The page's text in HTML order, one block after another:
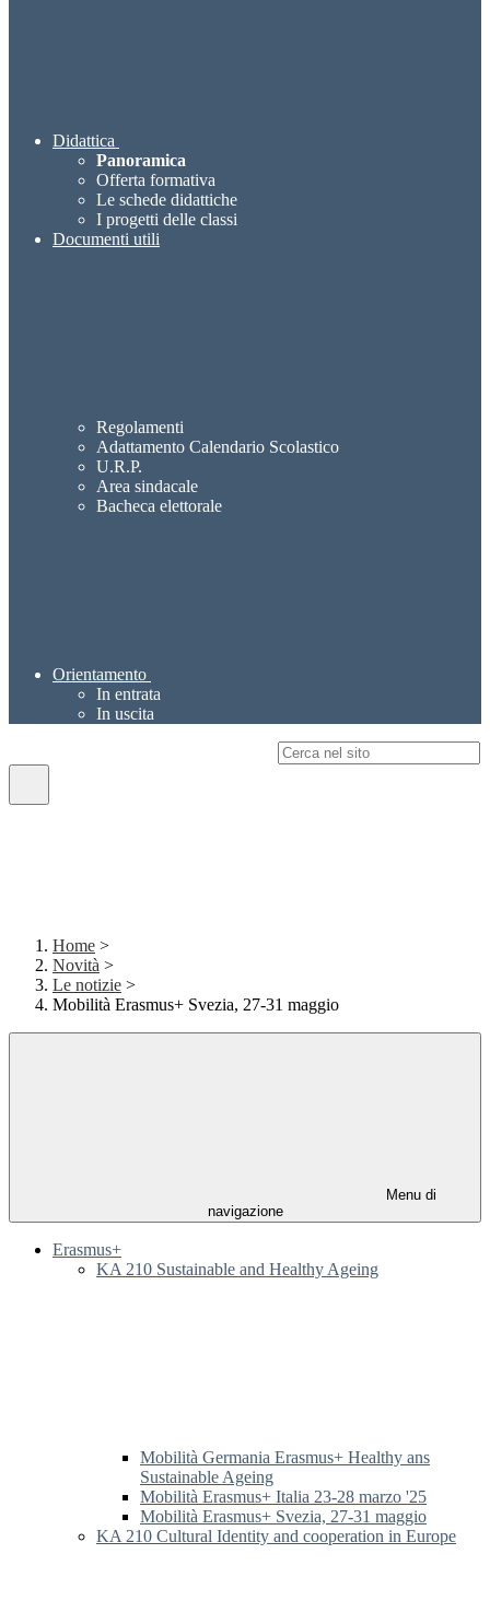
Didattica
Panoramica
Offerta formativa
Le schede didattiche
I progetti delle classi
Documenti utili
Regolamenti
Adattamento Calendario Scolastico
U.R.P.
Area sindacale
Bacheca elettorale
Orientamento
In entrata
In uscita
Home >
Novità >
Le notizie >
Mobilità Erasmus+ Svezia, 27-31 maggio
Menu di
navigazione
Erasmus+
KA 210 Sustainable and Healthy Ageing
Mobilità Germania Erasmus+ Healthy ans
Sustainable Ageing
Mobilità Erasmus+ Italia 23-28 marzo '25
Mobilità Erasmus+ Svezia, 27-31 maggio
KA 210 Cultural Identity and cooperation in Europe